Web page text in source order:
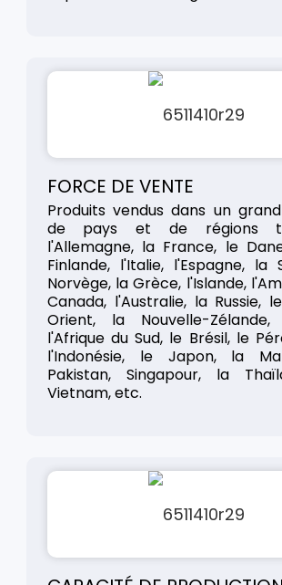
FORCE DE VENTE
Produits vendus dans un
de pays et de régions
l'Allemagne, la France, le
Finlande, l'Italie, l'Espagne, la
Norvège, la Grèce, l'Islande,
Canada, l'Australie, la Russie,
Orient, la Nouvelle-Zélande,
l'Afrique du Sud, le Brésil, le
l'Indonésie, le Japon, la
Pakistan, Singapour, la
Vietnam, etc.